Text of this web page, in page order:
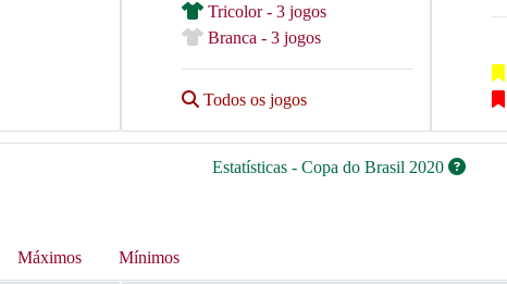
Tricolor - 3 jogos
Branca - 3 jogos
Todos os jogos
Estatísticas - Copa do Brasil 2020
Máximos
Mínimos